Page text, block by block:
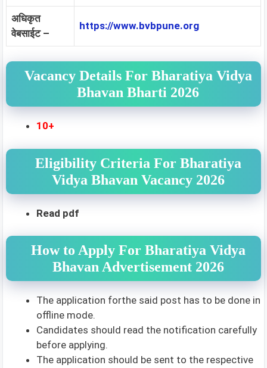
अधिकृत
वेबसाईट –
https://www.bvbpune.org
Vacancy Details For Bharatiya Vidya
Bhavan Bharti 2026
10+
Eligibility Criteria For Bharatiya
Vidya Bhavan Vacancy 2026
Read pdf
How to Apply For Bharatiya Vidya
Bhavan Advertisement 2026
The application forthe said post has to be done in
offline mode.
Candidates should read the notification carefully
before applying.
The application should be sent to the respective